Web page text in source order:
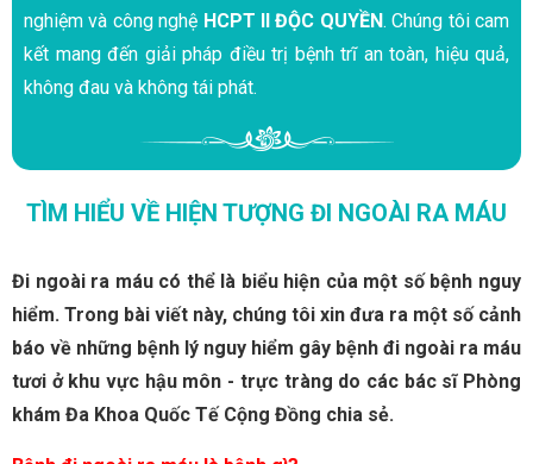
nghiệm và công nghệ HCPT II ĐỘC QUYỀN. Chúng tôi cam
kết mang đến giải pháp điều trị bệnh trĩ an toàn, hiệu quả,
không đau và không tái phát.
TÌM HIỂU VỀ HIỆN TƯỢNG ĐI NGOÀI RA MÁU
Đi ngoài ra máu có thể là biểu hiện của một số bệnh nguy
hiểm. Trong bài viết này, chúng tôi xin đưa ra một số cảnh
báo về những bệnh lý nguy hiểm gây bệnh đi ngoài ra máu
tươi ở khu vực hậu môn - trực tràng do các bác sĩ Phòng
khám Đa Khoa Quốc Tế Cộng Đồng chia sẻ.